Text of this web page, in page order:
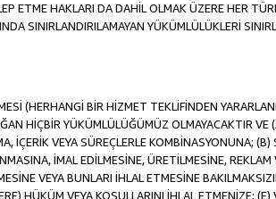
ETME HAKLARI DA DAHİL OLMAK ÜZERE HER
SINIRLANDIRILAMAYAN YÜKÜMLÜLÜKLERİ
(HERHANGİ BİR HİZMET TEKLİFİNDEN
HİÇBİR YÜKÜMLÜLÜĞÜMÜZ OLMAYACAKTIR VE
İÇERİK VEYA SÜREÇLERLE KOMBİNASYONUNA;
İMAL EDİLMESİNE, ÜRETİLMESİNE,
VEYA BUNLARI İHLAL ETMESİNE
HÜKÜM VEYA KOŞULLARINI İHLAL ETMENİZE; (E)